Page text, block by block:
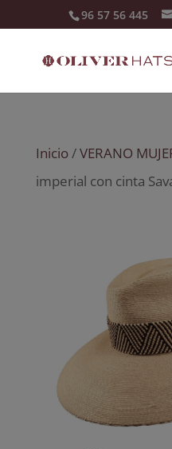
96 57 56 445
Inicio/VERANO
imperial con cinta